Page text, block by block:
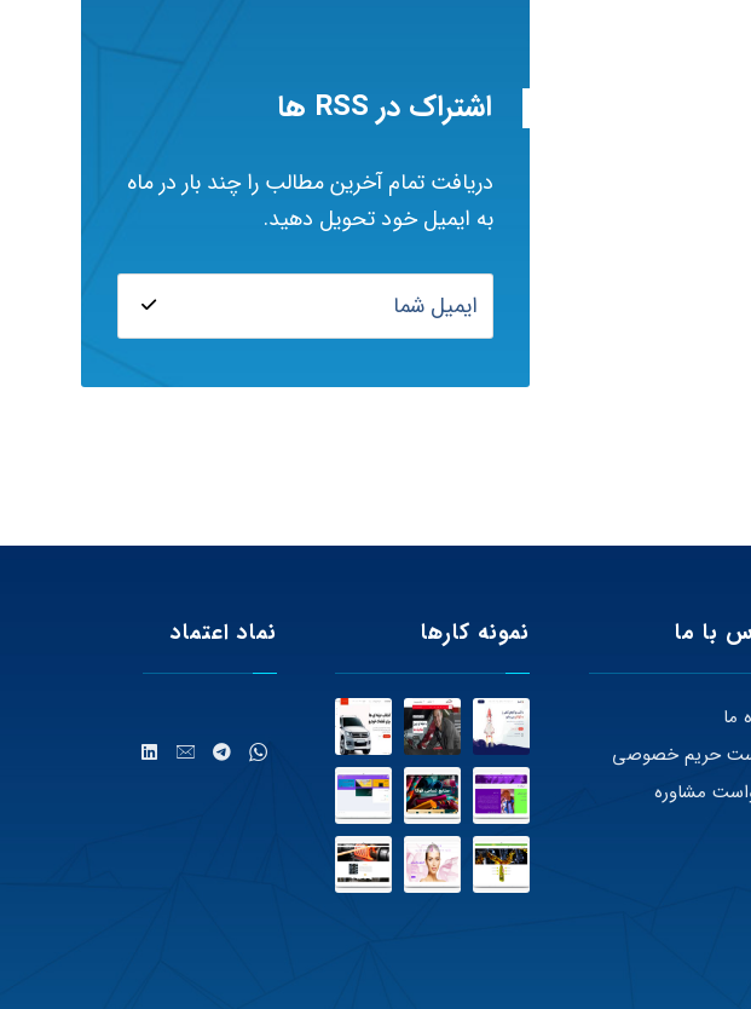
اشتراک در RSS ها
دریافت تمام آخرین مطالب را چند بار در ماه
به ایمیل خود تحویل دهید.
با ما
ما
حریم خصوصی
مشاوره
نمونه کارها نماد اعتماد